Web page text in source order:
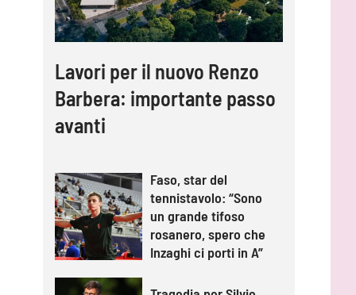
Lavori per il nuovo Renzo
Barbera: importante passo
avanti
Faso, star del
tennistavolo: “Sono
un grande tifoso
rosanero, spero che
Inzaghi ci porti in A”